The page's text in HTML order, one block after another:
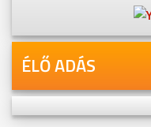
ÉLŐ ADÁS